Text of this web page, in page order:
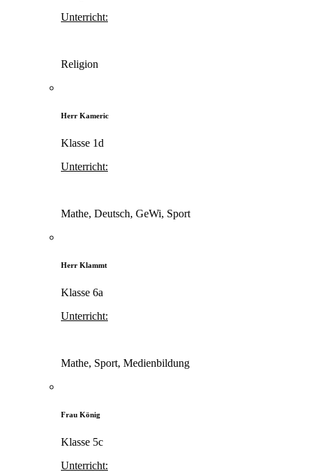
Unterricht:
Religion
Herr Kameric
Klasse 1d
Unterricht:
Mathe, Deutsch, GeWi, Sport
Herr Klammt
Klasse 6a
Unterricht:
Mathe, Sport, Medienbildung
Frau König
Klasse 5c
Unterricht: